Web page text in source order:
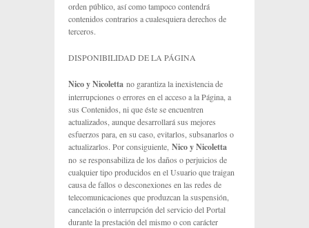
orden público, así como tampoco contendrá
contenidos contrarios a cualesquiera derechos de
terceros.
DISPONIBILIDAD DE LA PÁGINA
Nico y Nicoletta no garantiza la inexistencia de
interrupciones o errores en el acceso a la Página, a
sus Contenidos, ni que éste se encuentren
actualizados, aunque desarrollará sus mejores
esfuerzos para, en su caso, evitarlos, subsanarlos o
actualizarlos. Por consiguiente, Nico y Nicoletta
no se responsabiliza de los daños o perjuicios de
cualquier tipo producidos en el Usuario que traigan
causa de fallos o desconexiones en las redes de
telecomunicaciones que produzcan la suspensión,
cancelación o interrupción del servicio del Portal
durante la prestación del mismo o con carácter